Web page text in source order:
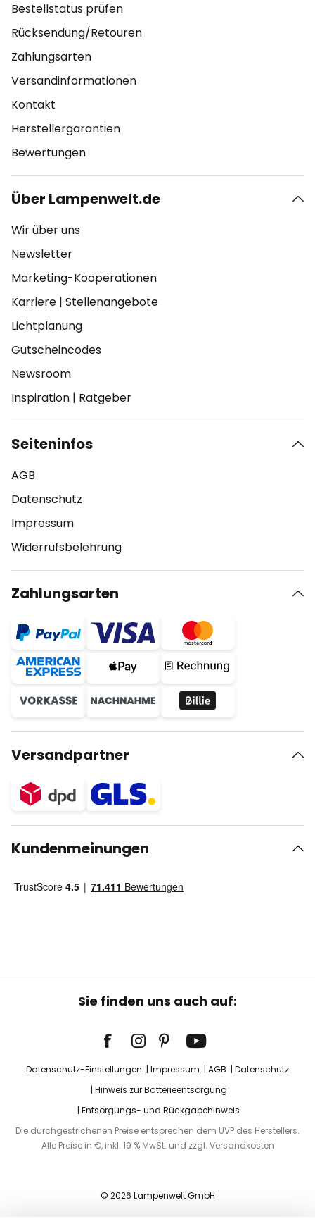
Bestellstatus prüfen
Rücksendung/Retouren
Zahlungsarten
Versandinformationen
Kontakt
Herstellergarantien
Bewertungen
Über Lampenwelt.de
Wir über uns
Newsletter
Marketing-Kooperationen
Karriere | Stellenangebote
Lichtplanung
Gutscheincodes
Newsroom
Inspiration | Ratgeber
Seiteninfos
AGB
Datenschutz
Impressum
Widerrufsbelehrung
Zahlungsarten
Versandpartner
Kundenmeinungen
Sie finden uns auch auf:
Datenschutz-Einstellungen Impressum AGB
Datenschutz
Hinweis zur Batterieentsorgung
Entsorgungs- und Rückgabehinweis
Die durchgestrichenen Preise entsprechen dem UVP des Herstellers.
Alle Preise in €, inkl. 19 % MwSt. und zzgl. Versandkosten
© 2026 Lampenwelt GmbH